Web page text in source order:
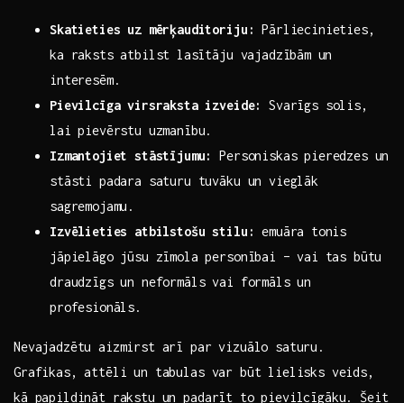
Skatieties uz mērķauditoriju: Pārliecinieties,
ka raksts atbilst ⁢lasītāju vajadzībām ⁤un
interesēm.
Pievilcīga virsraksta ​izveide:
Svarīgs solis,
lai pievērstu uzmanību.
Izmantojiet stāstījumu:
Personiskas pieredzes un
stāsti padara saturu tuvāku un vieglāk
sagremojamu.
Izvēlieties atbilstošu stilu: emuāra⁤ tonis
jāpielāgo jūsu zīmola personībai⁣ – vai tas‌ būtu
draudzīgs un neformāls vai formāls un
profesionāls.
Nevajadzētu aizmirst arī par vizuālo saturu.
Grafikas, attēli un tabulas var būt lielisks veids,
kā papildināt rakstu un padarīt to pievilcīgāku. ‌Šeit